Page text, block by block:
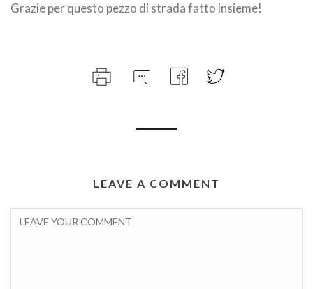
Grazie per questo pezzo di strada fatto insieme!
LEAVE A COMMENT